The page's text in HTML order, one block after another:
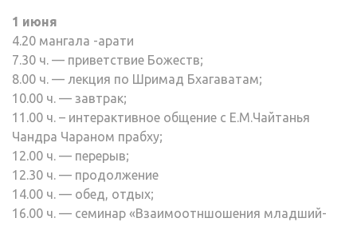
1 июня
4.20 мангала -арати
7.30 ч. — приветствие Божеств;
8.00 ч. — лекция по Шримад Бхагаватам;
10.00 ч. — завтрак;
11.00 ч. – интерактивное общение с Е.М.Чайтанья
Чандра Чараном прабху;
12.00 ч. — перерыв;
12.30 ч. — продолжение
14.00 ч. — обед, отдых;
16.00 ч. — семинар «Взаимоотншошения младший-